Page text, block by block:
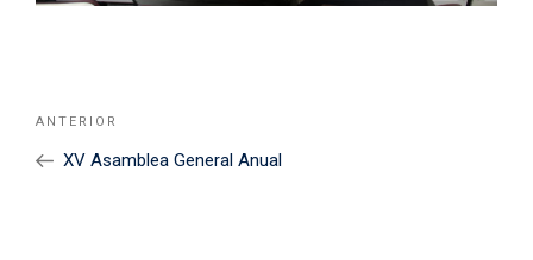
Navegación
entradas
Noticia
Anterior
ANTERIOR
XV Asamblea General Anual